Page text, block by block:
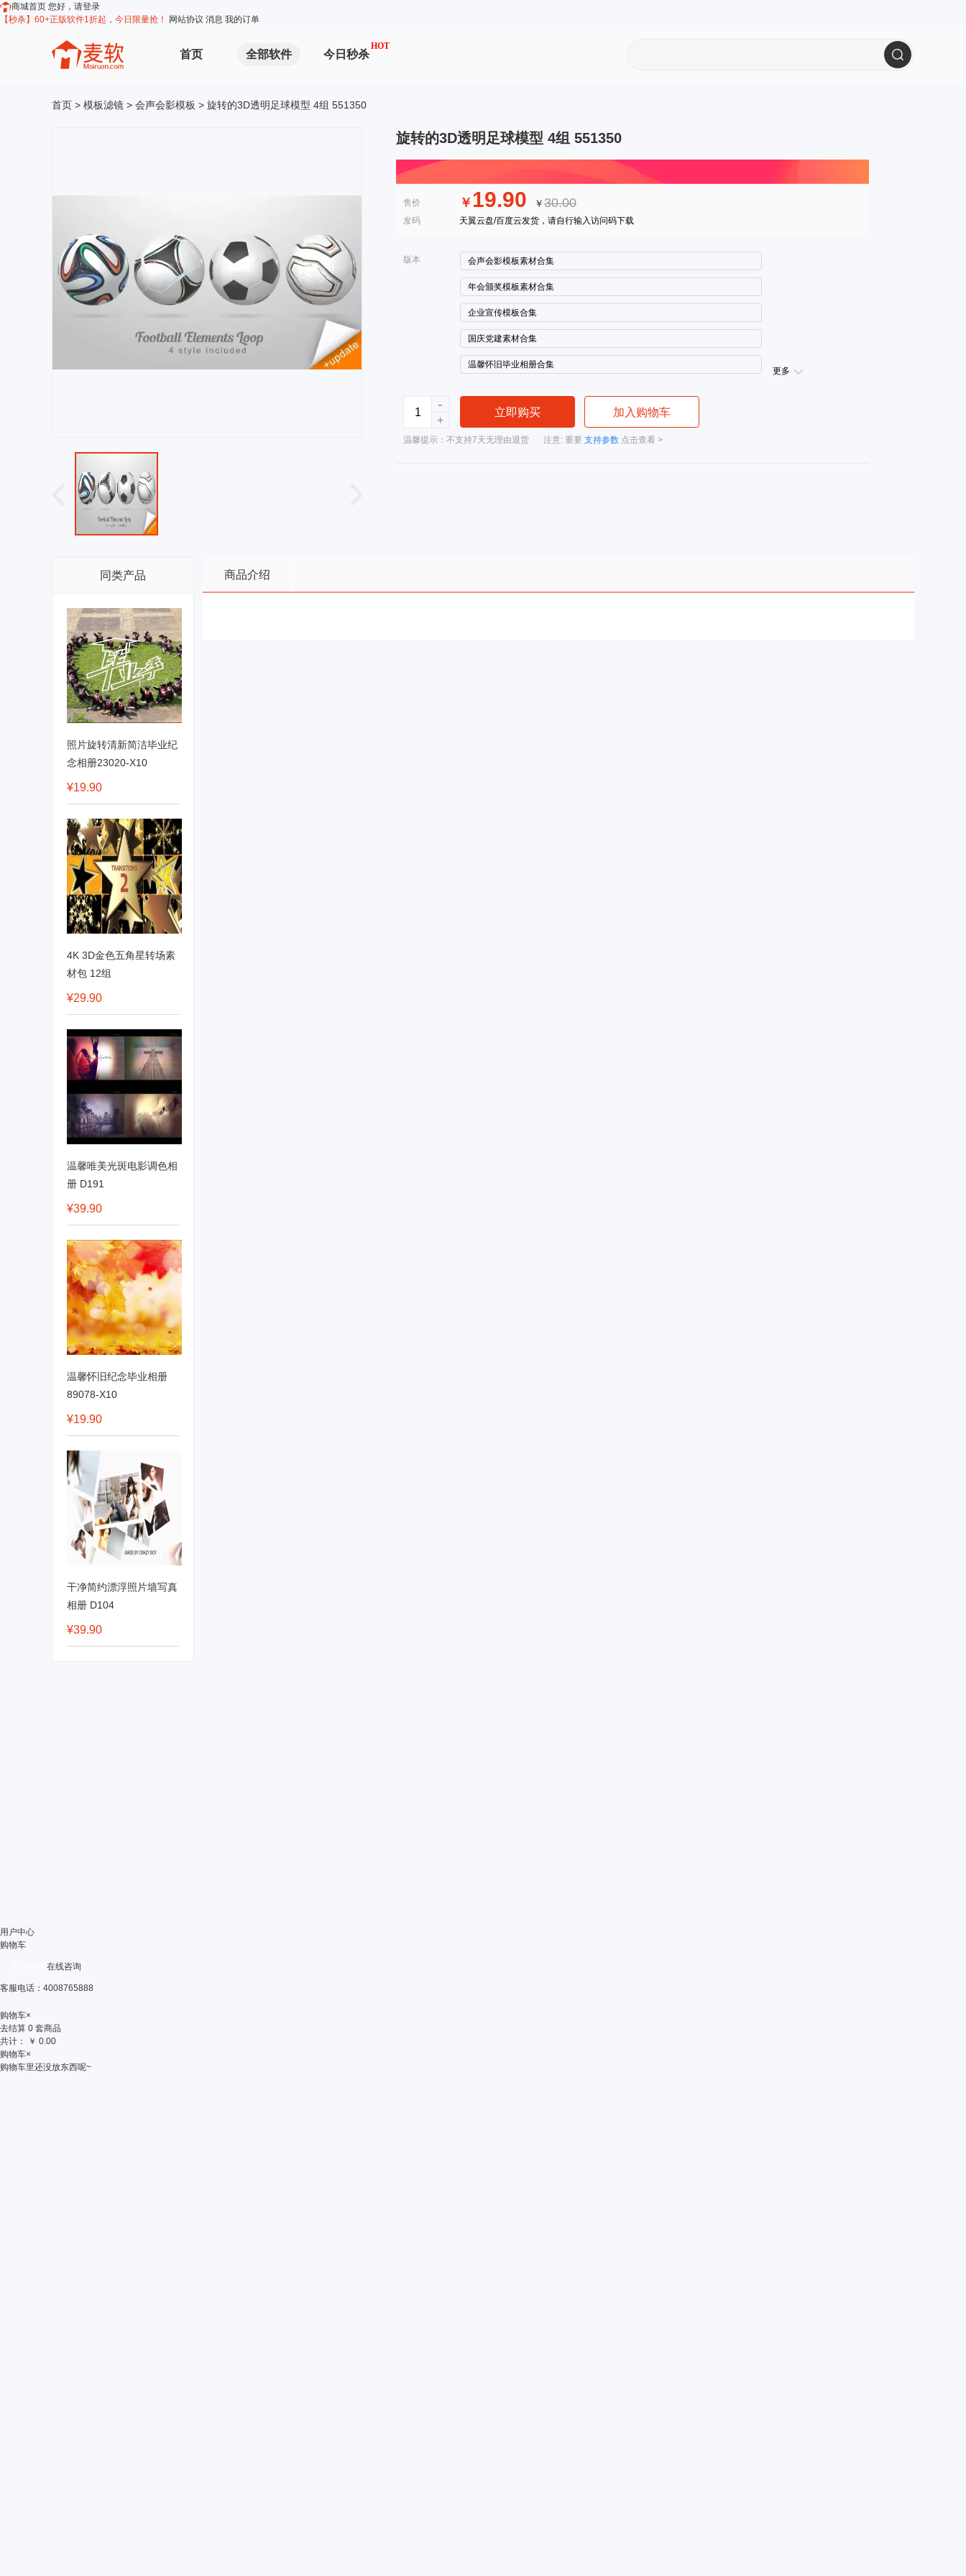
商城首页 您好，请登录
【秒杀】60+正版软件1折起，今日限量抢！
网站协议 消息 我的订单
首页 全部软件 今日秒杀
HOT
首页 > 模板滤镜 > 会声会影模板 > 旋转的3D透明足球模型 4组 551350
旋转的3D透明足球模型 4组 551350
售价 ￥ 19.90 ￥30.00
发码 天翼云盘/百度云发货，请自行输入访问码下载
版本 会声会影模板素材合集
年会颁奖模板素材合集
企业宣传模板合集
国庆党建素材合集
温馨怀旧毕业相册合集
更多
+
-
立即购买 加入购物车
温馨提示：不支持7天无理由退货 注意: 重要 支持参数 点击查看 >
同类产品
照片旋转清新简洁毕业纪
念相册23020-X10
¥19.90
4K 3D金色五角星转场素
材包 12组
¥29.90
温馨唯美光斑电影调色相
册 D191
¥39.90
温馨怀旧纪念毕业相册
89078-X10
¥19.90
干净简约漂浮照片墙写真
相册 D104
¥39.90
商品介绍
用户中心
购物车
在线咨询
客服电话：4008765888
购物车×
去结算 0 套商品
共计：
￥ 0.00
购物车×
购物车里还没放东西呢~